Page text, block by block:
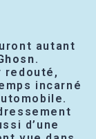
autant
.
redouté,
incarné
d’une